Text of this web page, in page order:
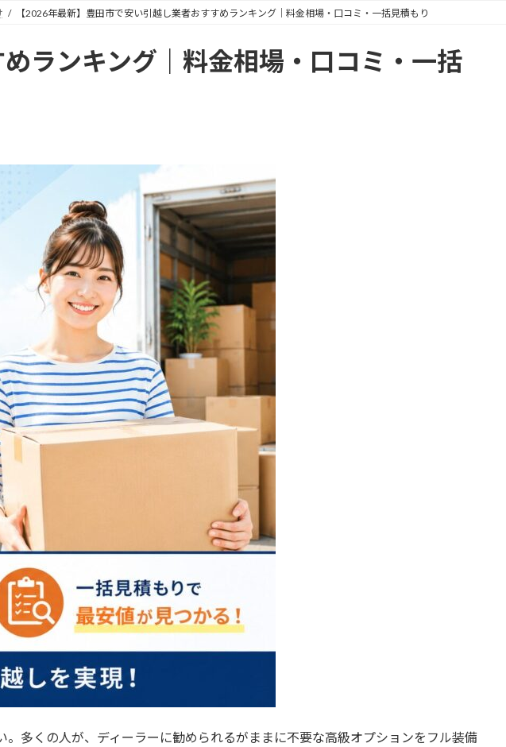
【2026年最新】豊田市で安い引越し業者おすすめランキング｜料金相場・口コミ・一括見積もり
ランキング｜料金相場・口コミ・一括
多くの人が、ディーラーに勧められるがままに不要な高級オプションをフル装備